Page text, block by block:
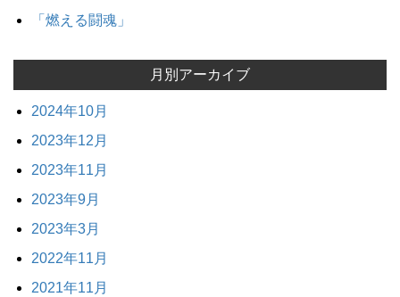
「燃える闘魂」
月別アーカイブ
2024年10月
2023年12月
2023年11月
2023年9月
2023年3月
2022年11月
2021年11月